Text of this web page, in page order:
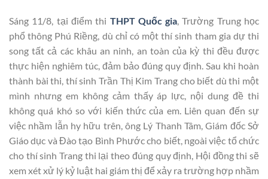
Sáng 11/8, tại điểm thi THPT Quốc gia, Trường Trung học
phổ thông Phú Riềng, dù chỉ có một thí sinh tham gia dự thi
song tất cả các khâu an ninh, an toàn của kỳ thi đều được
thực hiện nghiêm túc, đảm bảo đúng quy định. Sau khi hoàn
thành bài thi, thí sinh Trần Thị Kim Trang cho biết dù thi một
mình nhưng em không cảm thấy áp lực, nội dung đề thi
không quá khó so với kiến thức của em. Liên quan đến sự
việc nhầm lẫn hy hữu trên, ông Lý Thanh Tâm, Giám đốc Sở
Giáo dục và Đào tạo Bình Phước cho biết, ngoài việc tổ chức
cho thí sinh Trang thi lại theo đúng quy định, Hội đồng thi sẽ
xem xét xử lý kỷ luật hai giám thị để xảy ra trường hợp nhầm